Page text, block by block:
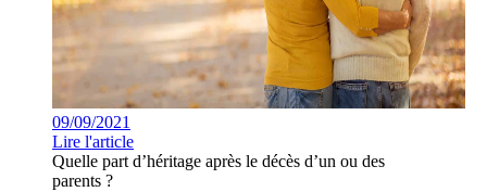
09/09/2021
Lire l'article
Quelle part d’héritage après le décès d’un ou des
parents ?